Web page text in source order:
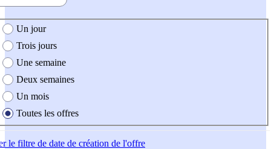
création de l'offre
Un jour
Trois jours
Une semaine
Deux semaines
Un mois
Toutes les offres
le filtre de date de création de l'offre